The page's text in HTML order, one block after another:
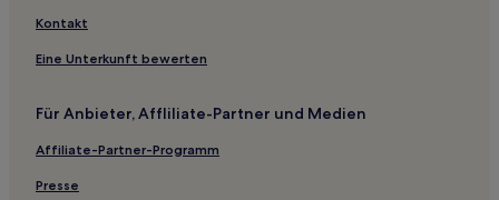
Stanhope Hotels
Portage Hotels
Malpeque Hotels
Gairloch Hotels
Sea View Hotels
Kontakt
Eine Unterkunft bewerten
Für Anbieter, Affliliate-Partner und Medien
Affiliate-Partner-Programm
Presse